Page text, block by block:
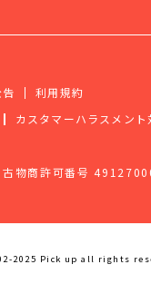
利用規約
カスタマーハラスメント
古物商許可番号
2025 Pick up all rights